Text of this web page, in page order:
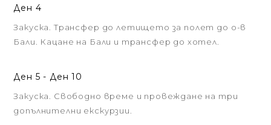
Ден 4
Закуска. Трансфер до летището за полет до о-в
Бали. Кацане на Бали и трансфер до хотел.
Ден 5 - Ден 10
Закуска. Свободно време и провеждане на три
допълнителни екскурзии.